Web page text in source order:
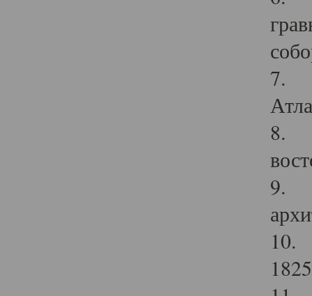
7.
8.
9.
10.